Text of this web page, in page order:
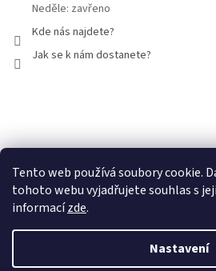
Tento web používá soubory cookie.
tohoto webu vyjadřujete souhlas s
informacízde.
Nastavení
Neděle: zavřeno
Kde nás najdete?
Jak se k nám dostanete?
Facebook
Vytvořil